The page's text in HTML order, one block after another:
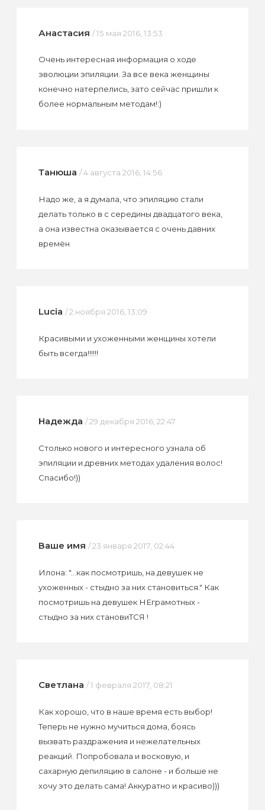
Анастасия / 15 мая 2016, 13:53
Очень интересная информация о ходе
эволюции эпиляции. За все века женщины
конечно натерпелись, зато сейчас пришли к
более нормальным методам!:)
Танюша / 4 августа 2016, 14:56
Надо же, а я думала, что эпиляцию стали
делать только в с середины двадцатого века,
а она известна оказывается с очень давних
времён
Lucia / 2 ноября 2016, 13:09
Красивыми и ухоженными женщины хотели
быть всегда!!!!!!
Надежда / 29 декабря 2016, 22:47
Столько нового и интересного узнала об
эпиляции и древних методах удаления волос!
Спасибо!))
Ваше имя / 23 января 2017, 02:44
Илона: "...как посмотришь, на девушек не
ухоженных - стыдно за них становиться." Как
посмотришь на девушек НЕграмотных -
стыдно за них становиТСЯ !
Светлана / 1 февраля 2017, 08:21
Как хорошо, что в наше время есть выбор!
Теперь не нужно мучиться дома, боясь
вызвать раздражения и нежелательных
реакций. Попробовала и восковую, и
сахарную депиляцию в салоне - и больше не
хочу это делать сама! Аккуратно и красиво)))